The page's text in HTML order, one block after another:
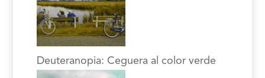
Deuteranopia: Ceguera al color verde